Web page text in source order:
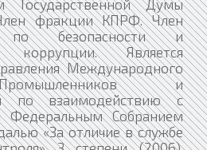
Государственной Думы
фракции КПРФ. Член
безопасности и
коррупции. Является
Международного
и
по взаимодействию с
Федеральным Собранием
«За отличие в службе